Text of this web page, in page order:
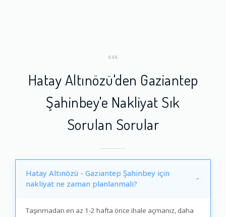
SSS
Hatay Altınözü'den Gaziantep
Şahinbey'e Nakliyat Sık
Sorulan Sorular
Hatay Altınözü - Gaziantep Şahinbey için
nakliyat ne zaman planlanmalı?
Taşınmadan en az 1-2 hafta önce ihale açmanız, daha